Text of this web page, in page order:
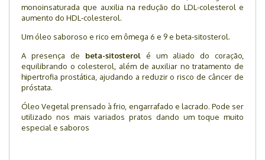
monoinsaturada que auxilia na redução do LDL-colesterol e
aumento do HDL-colesterol.
Um óleo saboroso e rico em ômega 6 e 9 e beta-sitosterol.
A presença de beta-sitosterol é um aliado do coração,
equilibrando o colesterol, além de auxiliar no tratamento de
hipertrofia prostática, ajudando a reduzir o risco de câncer de
próstata.
Óleo Vegetal prensado à frio, engarrafado e lacrado. Pode ser
utilizado nos mais variados pratos dando um toque muito
especial e saboros